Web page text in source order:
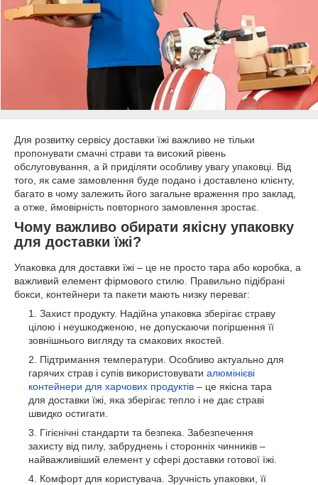
Для розвитку сервісу доставки їжі важливо не тільки
пропонувати смачні страви та високий рівень
обслуговування, а й приділяти особливу увагу упаковці. Від
того, як саме замовлення буде подано і доставлено клієнту,
багато в чому залежить його загальне враження про заклад,
а отже, ймовірність повторного замовлення зростає.
Чому важливо обирати якісну упаковку
для доставки їжі?
Упаковка для доставки їжі – це не просто тара або коробка, а
важливий елемент фірмового стилю. Правильно підібрані
бокси, контейнери та пакети мають низку переваг:
Захист продукту. Надійна упаковка зберігає страву
цілою і неушкодженою, не допускаючи погіршення її
зовнішнього вигляду та смакових якостей.
Підтримання температури. Особливо актуально для
гарячих страв і супів використовувати алюмінієві
контейнери для харчових продуктів – це якісна тара
для доставки їжі, яка зберігає тепло і не дає страві
швидко остигати.
Гігієнічні стандарти та безпека. Забезпечення
захисту від пилу, забруднень і сторонніх чинників –
найважливіший елемент у сфері доставки готової їжі.
Комфорт для користувача. Зручність упаковки, її